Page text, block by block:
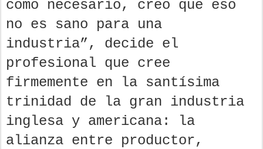
como necesario, creo que eso
no es sano para una
industria”, decide el
profesional que cree
firmemente en la santísima
trinidad de la gran industria
inglesa y americana: la
alianza entre productor,